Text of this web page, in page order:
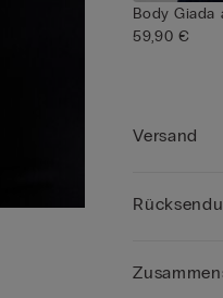
Body Giada
59,90 €
Versand